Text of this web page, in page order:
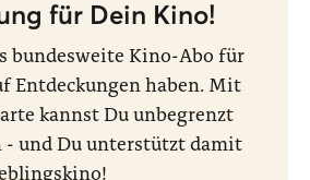
für Dein Kino!
bundesweite Kino-Abo für
Entdeckungen haben. Mit
kannst Du unbegrenzt
- und Du unterstützt damit